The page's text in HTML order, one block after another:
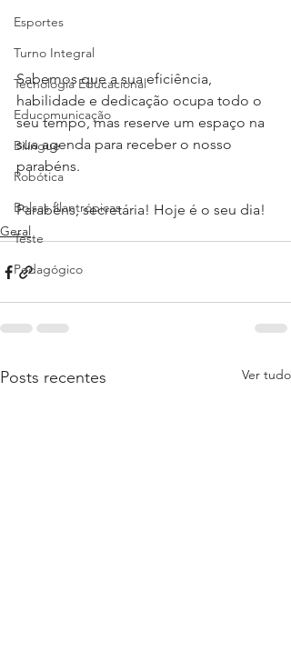
Esportes
Turno Integral
Tecnologia Educacional
Educomunicação
Bilíngue
Robótica
Bolsas filantrópicas
Teste
Pedagógico
Sabemos que a sua eficiência,
habilidade e dedicação ocupa todo o
seu tempo, mas reserve um espaço na
sua agenda para receber o nosso
parabéns.⁣
Parabéns, secretária! Hoje é o seu dia!
Geral
Posts recentes Ver tudo